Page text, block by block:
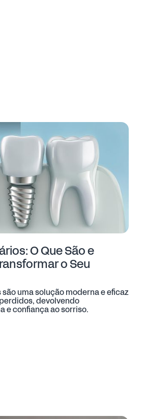
O Que São e
o Seu
uma solução moderna e eficaz
devolvendo
e confiança ao sorriso.